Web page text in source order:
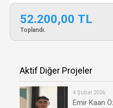
52.200,00 TL
Toplandı.
Aktif Diğer Projeler
4 Şubat 2026
Emir Kaan